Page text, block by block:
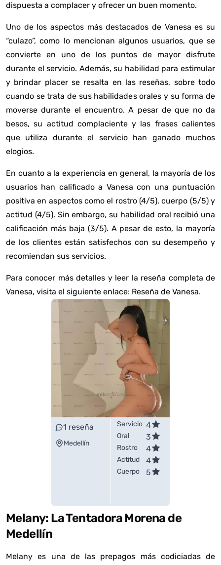
dispuesta a complacer y ofrecer un buen momento.
Uno de los aspectos más destacados de Vanesa es su
“culazo”, como lo mencionan algunos usuarios, que se
convierte en uno de los puntos de mayor disfrute
durante el servicio. Además, su habilidad para estimular
y brindar placer se resalta en las reseñas, sobre todo
cuando se trata de sus habilidades orales y su forma de
moverse durante el encuentro. A pesar de que no da
besos, su actitud complaciente y las frases calientes
que utiliza durante el servicio han ganado muchos
elogios.
En cuanto a la experiencia en general, la mayoría de los
usuarios han calificado a Vanesa con una puntuación
positiva en aspectos como el rostro (4/5), cuerpo (5/5) y
actitud (4/5). Sin embargo, su habilidad oral recibió una
calificación más baja (3/5). A pesar de esto, la mayoría
de los clientes están satisfechos con su desempeño y
recomiendan sus servicios.
Para conocer más detalles y leer la reseña completa de
Vanesa, visita el siguiente enlace: Reseña de Vanesa.
1 reseña
Medellín
Servicio 4
Oral 3
Rostro 4
Actitud 4
Cuerpo 5
Melany: La Tentadora Morena de
Medellín
Melany es una de las prepagos más codiciadas de